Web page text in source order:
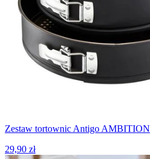
Zestaw tortownic Antigo AMBITION
29,90 zł